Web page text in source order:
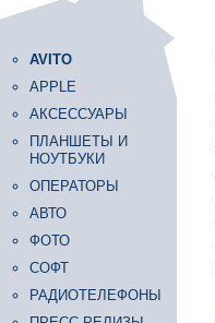
AVITO
APPLE
АКСЕССУАРЫ
ПЛАНШЕТЫ И
НОУТБУКИ
ОПЕРАТОРЫ
АВТО
ФОТО
СОФТ
РАДИОТЕЛЕФОНЫ